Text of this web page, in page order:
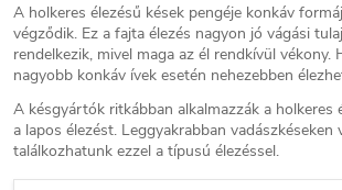
A holkeres élezésű kések pengéje konkáv
végződik. Ez a fajta élezés nagyon jó vágási
rendelkezik, mivel maga az él rendkívül vékony.
nagyobb konkáv ívek esetén nehezebben
A késgyártók ritkábban alkalmazzák a holkeres
a lapos élezést. Leggyakrabban
találkozhatunk ezzel a típusú élezéssel.